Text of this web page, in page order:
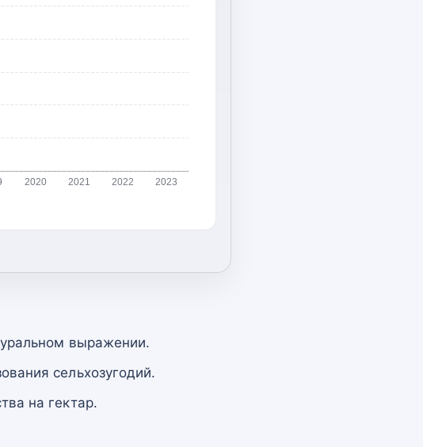
2020 2021 2022 2023
выражении.
сельхозугодий.
на гектар.